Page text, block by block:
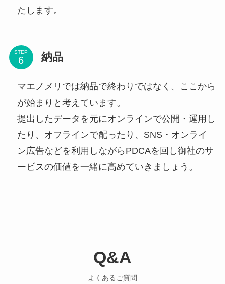
たします。
STEP 納品
マエノメリでは納品で終わりではなく、ここから
が始まりと考えています。
提出したデータを元にオンラインで公開・運用し
たり、オフラインで配ったり、SNS・オンライ
ン広告などを利用しながらPDCAを回し御社のサ
ービスの価値を一緒に高めていきましょう。
Q&A
よくあるご質問